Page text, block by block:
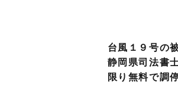
台風１９号の
静岡県司法書
限り無料で調